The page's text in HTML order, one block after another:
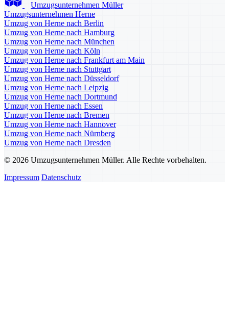
Umzugsunternehmen Müller
Umzugsunternehmen Herne
Umzug von Herne nach Berlin
Umzug von Herne nach Hamburg
Umzug von Herne nach München
Umzug von Herne nach Köln
Umzug von Herne nach Frankfurt am Main
Umzug von Herne nach Stuttgart
Umzug von Herne nach Düsseldorf
Umzug von Herne nach Leipzig
Umzug von Herne nach Dortmund
Umzug von Herne nach Essen
Umzug von Herne nach Bremen
Umzug von Herne nach Hannover
Umzug von Herne nach Nürnberg
Umzug von Herne nach Dresden
© 2026 Umzugsunternehmen Müller. Alle Rechte vorbehalten.
Impressum Datenschutz